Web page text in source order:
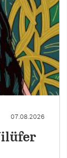
07.08.2026